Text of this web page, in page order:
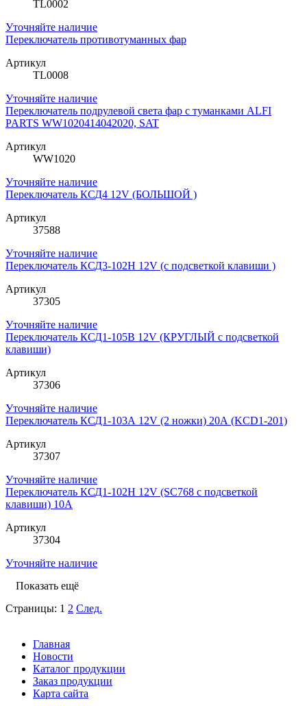
TL0002
Уточняйте наличие
Переключатель противотуманных фар
Артикул
TL0008
Уточняйте наличие
Переключатель подрулевой света фар с туманками ALFI
PARTS WW1020414042020, SAT
Артикул
WW1020
Уточняйте наличие
Переключатель КСД4 12V (БОЛЬШОЙ )
Артикул
37588
Уточняйте наличие
Переключатель КСД3-102Н 12V (с подсветкой клавиши )
Артикул
37305
Уточняйте наличие
Переключатель КСД1-105В 12V (КРУГЛЫЙ с подсветкой
клавиши)
Артикул
37306
Уточняйте наличие
Переключатель КСД1-103А 12V (2 ножки) 20А (KCD1-201)
Артикул
37307
Уточняйте наличие
Переключатель КСД1-102Н 12V (SC768 с подсветкой
клавиши) 10А
Артикул
37304
Уточняйте наличие
Показать ещё
Страницы: 1 2 След.
Главная
Новости
Каталог продукции
Заказ продукции
Карта сайта